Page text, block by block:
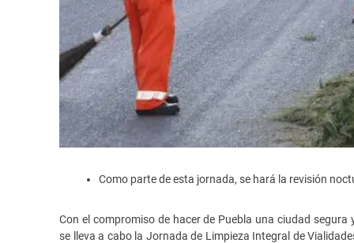
Como parte de esta jornada, se hará la revisión
Con el compromiso de hacer de Puebla una ciudad
se lleva a cabo la Jornada de Limpieza Integral de